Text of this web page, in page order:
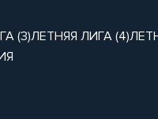
(3)ЛЕТНЯЯ ЛИГА (4)